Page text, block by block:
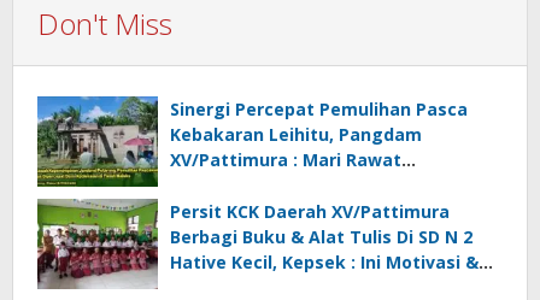
Don't Miss
Sinergi Percepat Pemulihan Pasca
Kebakaran Leihitu, Pangdam
XV/Pattimura : Mari Rawat
Persit KCK Daerah XV/Pattimura
Berbagi Buku & Alat Tulis Di SD N 2
Hative Kecil, Kepsek : Ini Motivasi &